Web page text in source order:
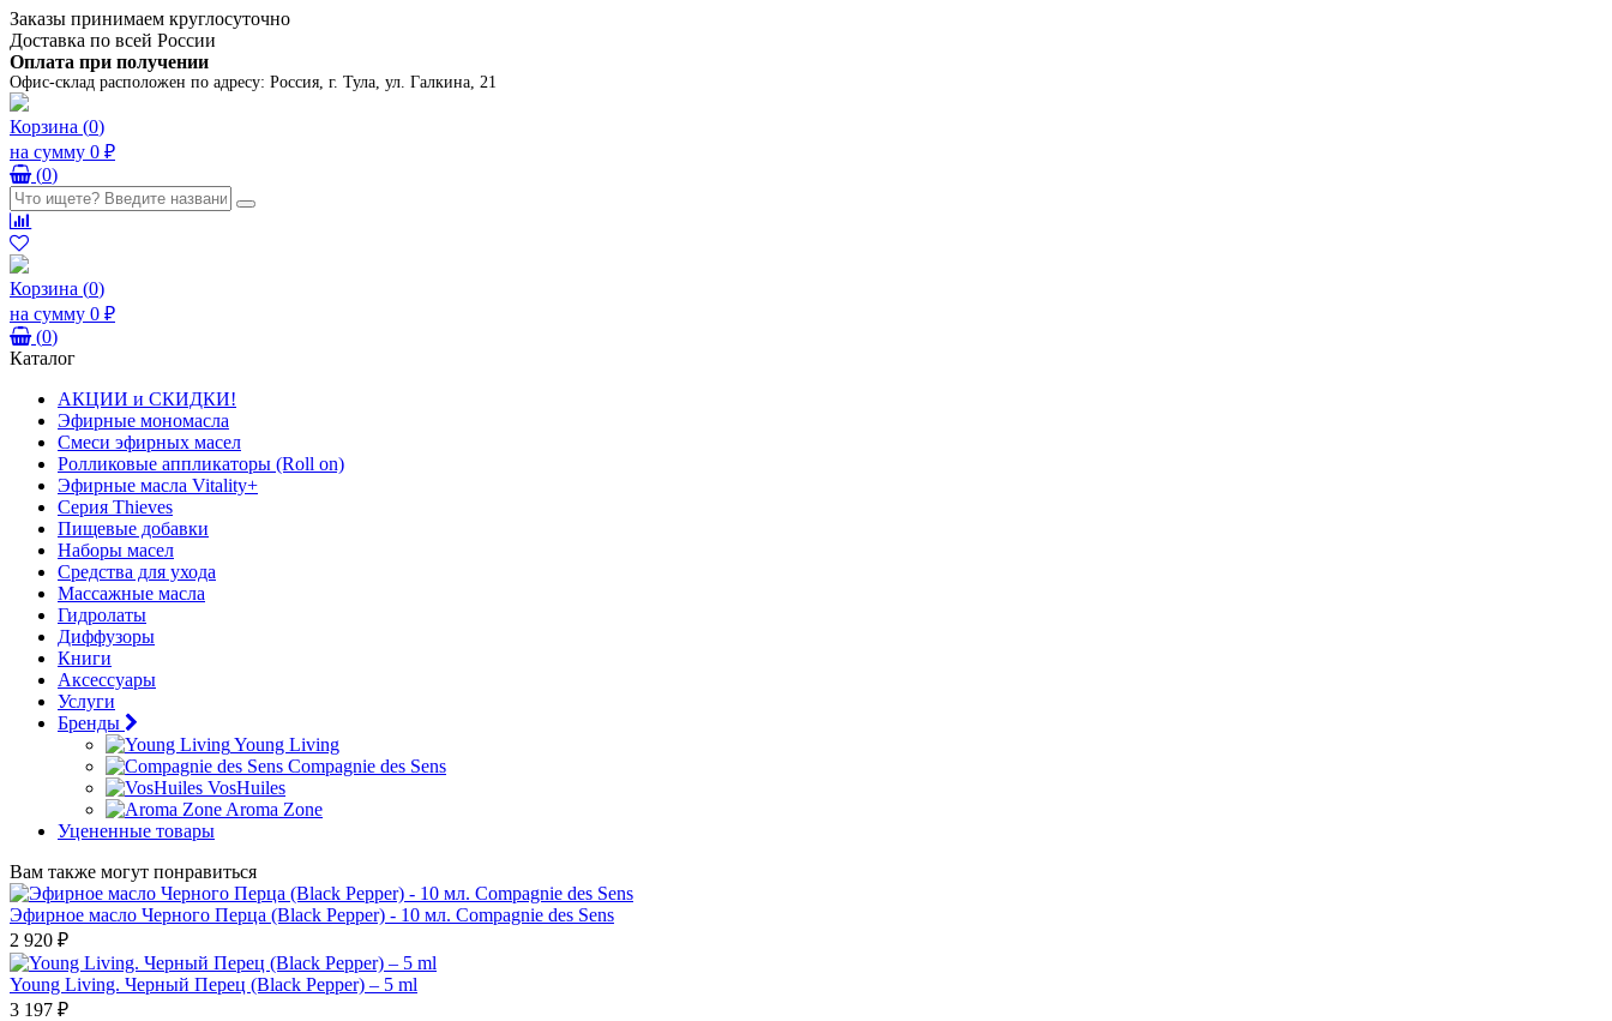
Заказы принимаем круглосуточно
Доставка по всей России
Оплата при получении
Офис-склад расположен по адресу: Россия, г. Тула, ул. Галкина, 21
Корзина (0)
на сумму 0 ₽
(0)
Корзина (0)
на сумму 0 ₽
(0)
Каталог
АКЦИИ и СКИДКИ!
Эфирные мономасла
Смеси эфирных масел
Ролликовые аппликаторы (Roll on)
Эфирные масла Vitality+
Серия Thieves
Пищевые добавки
Наборы масел
Средства для ухода
Массажные масла
Гидролаты
Диффузоры
Книги
Аксессуары
Услуги
Бренды
Young Living
Compagnie des Sens
VosHuiles
Aroma Zone
Уцененные товары
Вам также могут понравиться
Эфирное масло Черного Перца (Black Pepper) - 10 мл. Compagnie des Sens
2 920 ₽
Young Living. Черный Перец (Black Pepper) – 5 ml
3 197 ₽